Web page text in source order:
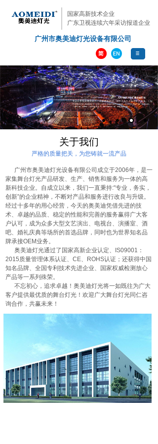
国家高新技术企业
广东卫视连续六年采访报道企业
广州市奥美迪灯光设备有限公司
关于我们
严格的质量把关，为您铸就一流产品
广州市奥美迪灯光设备有限公司成立于2006年，是一
家集舞台灯光产品研发、生产、销售和服务为一体的高
新科技企业。自成立以来，我们一直秉持:"专业，务实，
创新”的企业精神，不断对产品和服务进行改良与升级。
经过十多年的用心经营，今天的奥美迪凭借先进的技
术、卓越的品质、稳定的性能和完善的服务赢得广大客
户认可，成为众多大型文艺演出、电视台、演播室、酒
吧、婚礼庆典等场所的首选品牌，同时也为世界知名品
牌承接OEM业务。
奥美迪灯光通过了国家高新企业认定、IS09001：
2015质量管理体系认证、CE、ROHS认证；还获得中国
知名品牌、全国专利技术先进企业、国家权威检测放心
产品等一系列殊荣。
不忘初心，追求卓越！奥美迪灯光将一如既往为广大
客户提供最优质的舞台灯光！欢迎广大舞台灯光同仁咨
询合作，共赢未来！